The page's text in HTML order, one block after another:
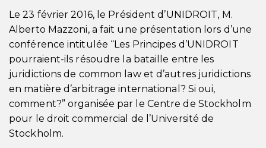
Le 23 février 2016, le Président d’UNIDROIT, M.
Alberto Mazzoni, a fait une présentation lors d’une
conférence intitulée “Les Principes d’UNIDROIT
pourraient-ils résoudre la bataille entre les
juridictions de common law et d’autres juridictions
en matière d’arbitrage international? Si oui,
comment?” organisée par le Centre de Stockholm
pour le droit commercial de l’Université de
Stockholm.